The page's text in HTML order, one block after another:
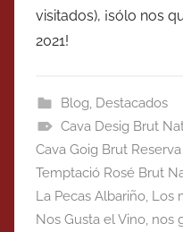
visitados), ¡sólo nos
2021!
Blog, Destacados
Cava Desig Brut
Cava Goig Brut
Temptació Rosé Brut
La Pecas Albariño, Los
Nos Gusta el Vino, nos